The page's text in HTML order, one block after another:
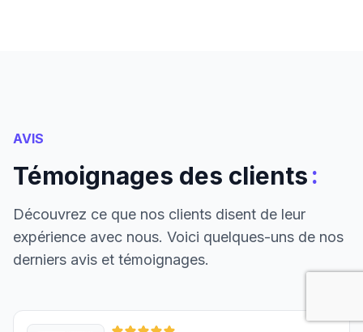
AVIS
Témoignages des clients:
Découvrez ce que nos clients disent de leur
expérience avec nous. Voici quelques-uns de nos
derniers avis et témoignages.